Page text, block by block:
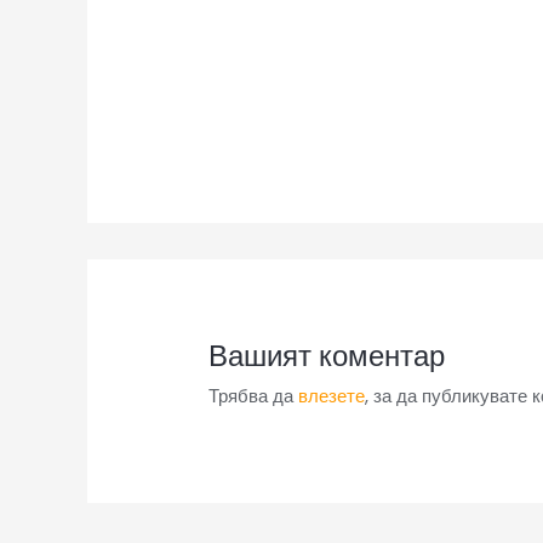
Вашият коментар
Трябва давлезете, за да публикувате